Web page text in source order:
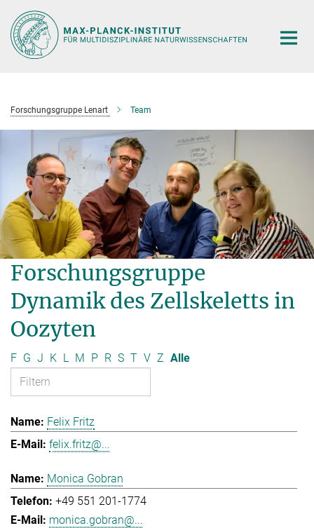
Hauptinhalt
Forschungsgruppe Lenart Team
Forschungsgruppe
Dynamik des Zellskeletts in
Oozyten
F G J K L M P R S T V Z Alle
Felix Fritz
felix.fritz@...
Monica Gobran
+49 551 201-1774
monica.gobran@...